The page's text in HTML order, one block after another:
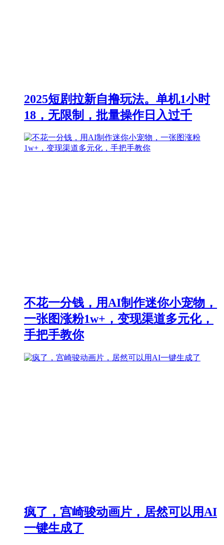
2025短剧拉新自撸玩法。单机1小时
18，无限制，批量操作日入过千
不花一分钱，用AI制作迷你小宠物，
一张图涨粉1w+，变现渠道多元化，
手把手教你
疯了，宫崎骏动画片，居然可以用AI
一键生成了